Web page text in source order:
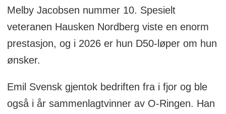
Melby Jacobsen nummer 10. Spesielt
veteranen Hausken Nordberg viste en enorm
prestasjon, og i 2026 er hun D50-løper om hun
ønsker.
Emil Svensk gjentok bedriften fra i fjor og ble
også i år sammenlagtvinner av O-Ringen. Han